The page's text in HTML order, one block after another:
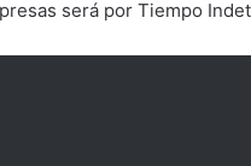
será por Tiempo